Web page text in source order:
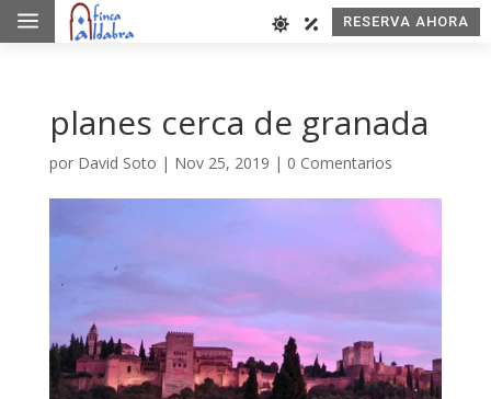
a RESERVA AHORA
planes cerca de granada
por David Soto | Nov 25, 2019 | 0 Comentarios